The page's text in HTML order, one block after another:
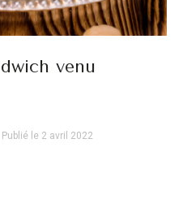
venu
Publié le 2 avril 2022